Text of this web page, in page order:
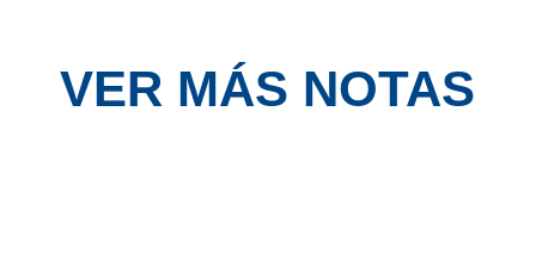
VER MÁS NOTAS